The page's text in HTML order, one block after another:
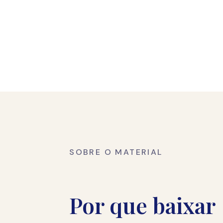
SOBRE O MATERIAL
Por que baixar